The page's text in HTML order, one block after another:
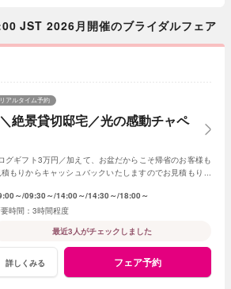
JST 2026月開催のブライダルフェア
絶景貸切邸宅／光の感動チャペ
リアルタイム予約
グギフト3万円／加えて、お盆だからこそ帰省のお客様も
もりからキャッシュバックいたしますのでお見積もり作
～ 09:30～ 14:00～ 14:30～ 18:00～
3時間程度
最近3人がチェックしました
詳しくみる フェア予約